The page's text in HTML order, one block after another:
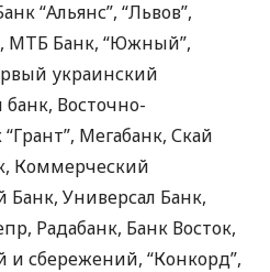
“Альянс”, “Львов”,
МТБ Банк, “Южный”,
украинский
Восточно-
Мегабанк, Скай
Коммерческий
Универсал Банк,
Радабанк, Банк Восток,
и сбережений, “Конкорд”,